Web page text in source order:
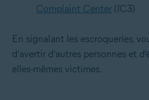
Complaint Center (IC3)
En signalant les escroqueries,
d’avertir d’autres personnes et
elles-mêmes victimes.